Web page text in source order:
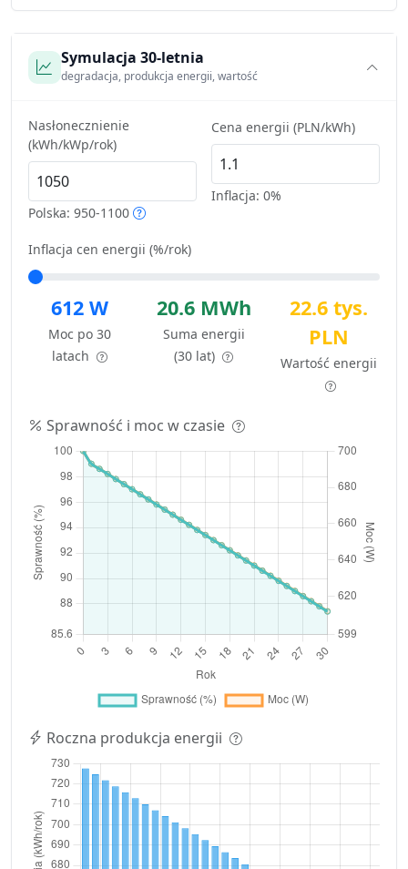
Symulacja 30-letnia
degradacja, produkcja energii, wartość
Nasłonecznienie
(kWh/kWp/rok)
Polska: 950-1100
Cena energii (PLN/kWh)
Inflacja: 0%
Inflacja cen energii (%/rok)
612 W
Moc po 30
latach
20.6 MWh
Suma energii
(30 lat)
22.6 tys.
PLN
Wartość energii
Sprawność i moc w czasie
Roczna produkcja energii